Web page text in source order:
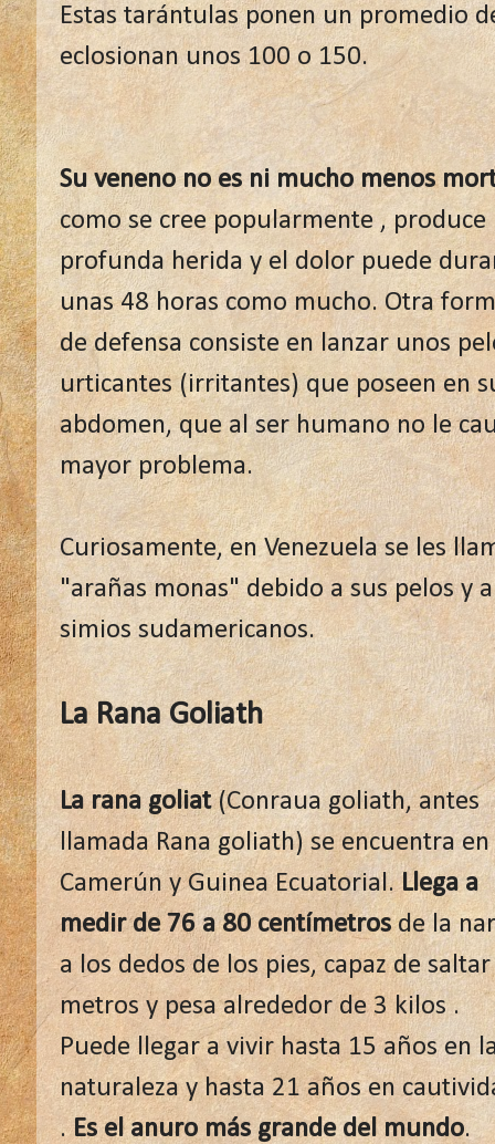
Estas tarántulas ponen un promedio
eclosionan unos 100 o 150.
Su veneno no es ni mucho menos
como se cree popularmente , produce
profunda herida y el dolor puede
unas 48 horas como mucho. Otra
de defensa consiste en lanzar unos
urticantes (irritantes) que poseen en
abdomen, que al ser humano no le
mayor problema.
Curiosamente, en Venezuela se les
"arañas monas" debido a sus pelos y
simios sudamericanos.
La Rana Goliath
La rana goliat(Conraua goliath, antes
llamada Rana goliath) se encuentra en
Camerún y Guinea Ecuatorial.Llega a
medir de 76 a 80 centímetrosde la
a los dedos de los pies, capaz de
metros y pesa alrededor de 3 kilos .
Puede llegar a vivir hasta 15 años en
naturaleza y hasta 21 años en
.Es el anuro más grande del mundo.